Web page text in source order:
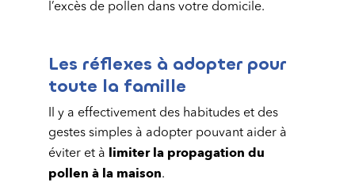
l’excès de pollen dans votre domicile.
Les réflexes à adopter pour
toute la famille
Il y a effectivement des habitudes et des
gestes simples à adopter pouvant aider à
éviter et à limiter la propagation du
pollen à la maison.